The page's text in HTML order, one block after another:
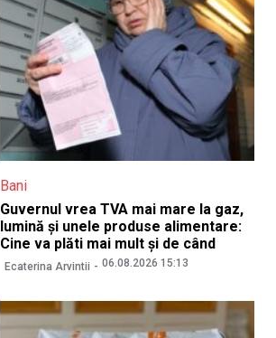
Bani
Guvernul vrea TVA mai mare la gaz,
lumină și unele produse alimentare:
Cine va plăti mai mult și de când
Ecaterina Arvintii 06.08.2026 15:13